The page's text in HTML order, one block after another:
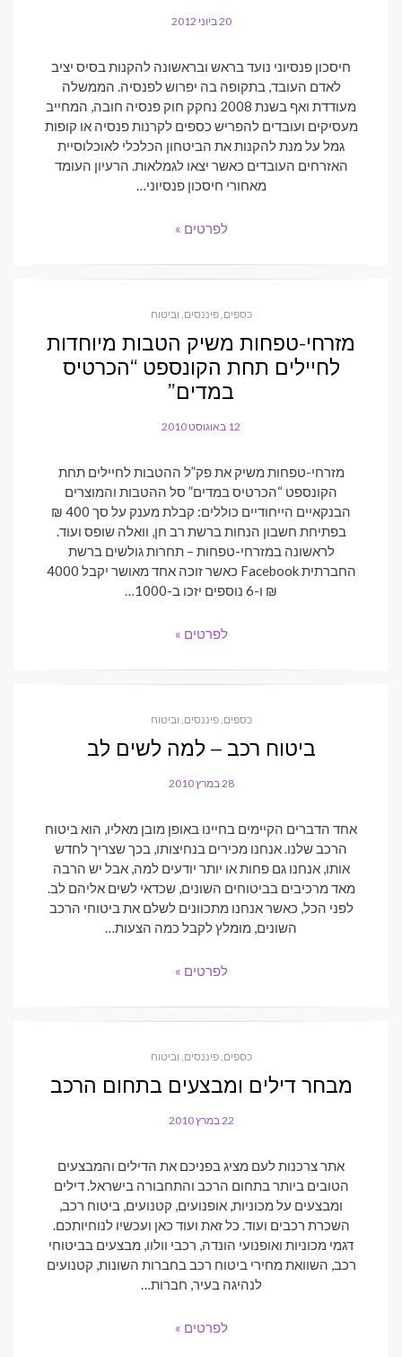
POSTED
20 ביוני 2012
חיסכון פנסיוני נועד בראש ובראשונה להקנות בסיס יציב
לאדם העובד, בתקופה בה יפרוש לפנסיה. הממשלה
מעודדת ואף בשנת 2008 נחקק חוק פנסיה חובה, המחייב
מעסיקים ועובדים להפריש כספים לקרנות פנסיה או קופות
גמל על מנת להקנות את הביטחון הכלכלי לאוכלוסיית
האזרחים העובדים כאשר יצאו לגמלאות. הרעיון העומד
מאחורי חיסכון פנסיוני…
לפרטים »
כספים, פיננסים, וביטוח
מזרחי-טפחות משיק הטבות מיוחדות
לחיילים תחת הקונספט “הכרטיס
במדים”
POSTED
12 באוגוסט 2010
מזרחי-טפחות משיק את פק”ל ההטבות לחיילים תחת
הקונספט “הכרטיס במדים” סל ההטבות והמוצרים
הבנקאיים הייחודיים כוללים: קבלת מענק על סך 400 ₪
בפתיחת חשבון הנחות ברשת רב חן, וואלה שופס ועוד.
לראשונה במזרחי-טפחות – תחרות גולשים ברשת
החברתית Facebook כאשר זוכה אחד מאושר יקבל 4000
₪ ו-6 נוספים יזכו ב-1000…
לפרטים »
כספים, פיננסים, וביטוח
ביטוח רכב – למה לשים לב
POSTED
28 במרץ 2010
אחד הדברים הקיימים בחיינו באופן מובן מאליו, הוא ביטוח
הרכב שלנו. אנחנו מכירים בנחיצותו, בכך שצריך לחדש
אותו, אנחנו גם פחות או יותר יודעים למה, אבל יש הרבה
מאד מרכיבים בביטוחים השונים, שכדאי לשים אליהם לב.
לפני הכל, כאשר אנחנו מתכוונים לשלם את ביטוחי הרכב
השונים, מומלץ לקבל כמה הצעות…
לפרטים »
כספים, פיננסים, וביטוח
מבחר דילים ומבצעים בתחום הרכב
POSTED
22 במרץ 2010
אתר צרכנות לעם מציג בפניכם את הדילים והמבצעים
הטובים ביותר בתחום הרכב והתחבורה בישראל. דילים
ומבצעים על מכוניות, אופנועים, קטנועים, ביטוח רכב,
השכרת רכבים ועוד. כל זאת ועוד כאן ועכשיו לנוחיותכם.
דגמי מכוניות ואופנועי הונדה, רכבי וולוו, מבצעים בביטוחי
רכב, השוואת מחירי ביטוח רכב בחברות השונות, קטנועים
לנהיגה בעיר, חברות…
לפרטים »